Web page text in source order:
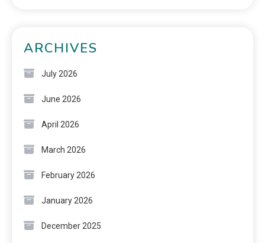
ARCHIVES
July 2026
June 2026
April 2026
March 2026
February 2026
January 2026
December 2025